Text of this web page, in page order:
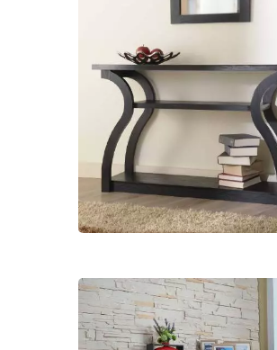
Emelő Dohányzóasztal